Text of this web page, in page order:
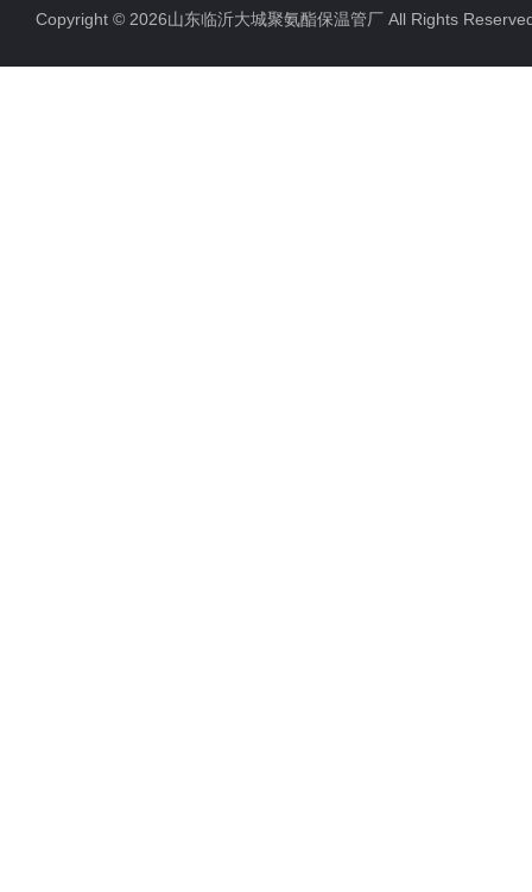
Copyright © 2026山东临沂大城聚氨酯保温管厂 All Rights